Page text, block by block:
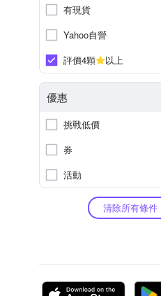
有現貨
Yahoo自營
評價4顆
以上
優惠
挑戰低價
券
活動
清除所有條件